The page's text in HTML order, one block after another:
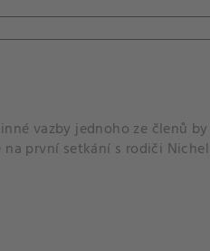
vazby jednoho ze členů
první setkání s rodiči